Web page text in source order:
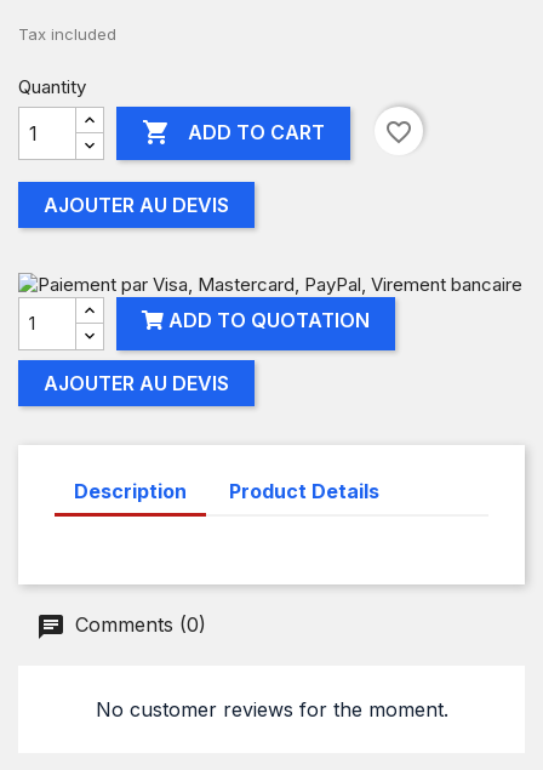
Tax included
Quantity
 ADD TO CART favorite_border
AJOUTER AU DEVIS
ADD TO QUOTATION
AJOUTER AU DEVIS
Description Product Details
Comments (0)
No customer reviews for the moment.